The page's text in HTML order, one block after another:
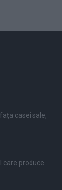
casei sale,
care produce